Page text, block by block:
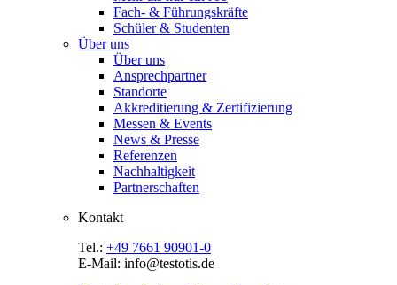
Fach- & Führungskräfte
Schüler & Studenten
Über uns
Über uns
Ansprechpartner
Standorte
Akkreditierung & Zertifizierung
Messen & Events
News & Presse
Referenzen
Nachhaltigkeit
Partnerschaften
Kontakt
Tel.: +49 7661 90901-0
E-Mail: info@testotis.de